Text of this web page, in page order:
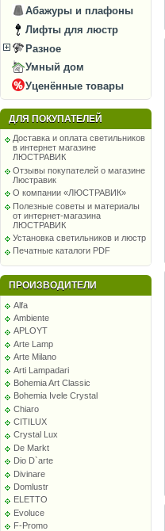
Абажуры и плафоны
Лифты для люстр
Разное
Умный дом
Уценённые товары
ДЛЯ ПОКУПАТЕЛЕЙ
Доставка и оплата светильников
в интернет магазине
ЛЮСТРАВИК
Отзывы покупателей о магазине
Люстравик
О компании «ЛЮСТРАВИК»
Полезные советы и материалы
от интернет-магазина
ЛЮСТРАВИК
Установка светильников и люстр
Печатные каталоги PDF
ПРОИЗВОДИТЕЛИ
Alfa
Ambiente
APLOYT
Arte Lamp
Arte Milano
Arti Lampadari
Bohemia Art Classic
Bohemia Ivele Crystal
Chiaro
CITILUX
Crystal Lux
De Markt
Dio D`arte
Divinare
Domlustr
ELETTO
Evoluce
F-Promo